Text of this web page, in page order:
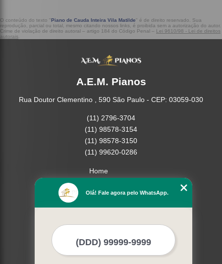
O conteúdo do texto "Piano de Cauda Inteira Vila Matilde" é de direito reservado. Sua
reprodução, parcial ou total, mesmo citando nossos links, é proibida sem a autorização do autor.
Crime de violação de direito autoral – artigo 184 do Código Penal – Lei 9610/98 - Lei de direitos
autorais
A.E.M. Pianos
Rua Doutor Clementino , 590 São Paulo - CEP: 03059-030
(11) 2796-3704
(11) 98578-3154
(11) 98578-3150
(11) 99620-0286
Home
Missão
Mais Serviços
Olá! Fale agora pelo WhatsApp.